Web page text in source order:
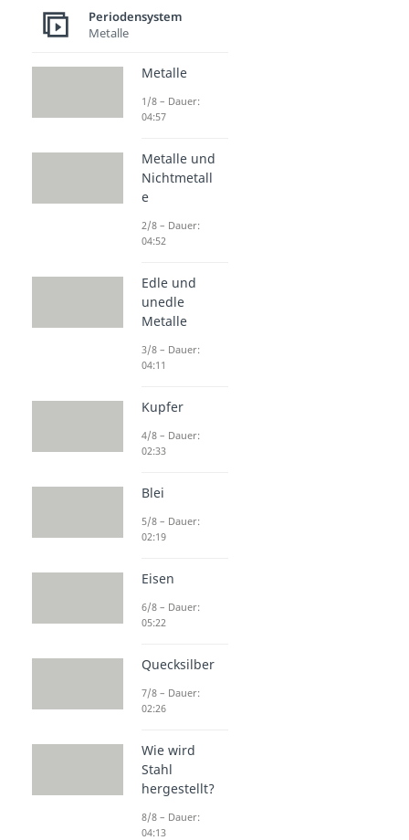
Periodensystem
Metalle
Metalle
1/8 – Dauer:
04:57
Metalle und
Nichtmetall
e
2/8 – Dauer:
04:52
Edle und
unedle
Metalle
3/8 – Dauer:
04:11
Kupfer
4/8 – Dauer:
02:33
Blei
5/8 – Dauer:
02:19
Eisen
6/8 – Dauer:
05:22
Quecksilber
7/8 – Dauer:
02:26
Wie wird
Stahl
hergestellt?
8/8 – Dauer:
04:13